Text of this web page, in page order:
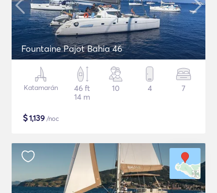
Fountaine Pajot Bahia 46
Katamarán
46 ft
14 m
10 4 7
$1,139 /noc